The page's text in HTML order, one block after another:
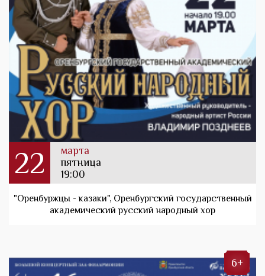
22
марта
пятница
19:00
"Оренбуржцы - казаки", Оренбургский государственный
академический русский народный хор
6+